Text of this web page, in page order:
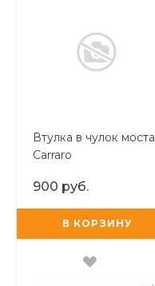
Втулка в чулок моста
Carraro
900 руб.
В КОРЗИНУ